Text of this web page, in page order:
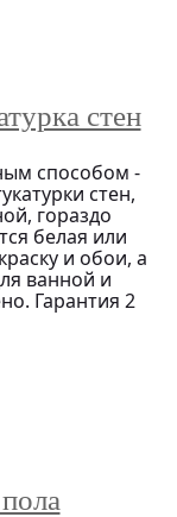
стен
способом -
стен,
гораздо
белая или
и обои, а
ванной и
Гарантия 2